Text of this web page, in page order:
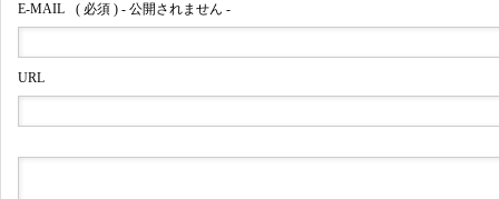
E-MAIL ( 必須 ) - 公開されません -
URL